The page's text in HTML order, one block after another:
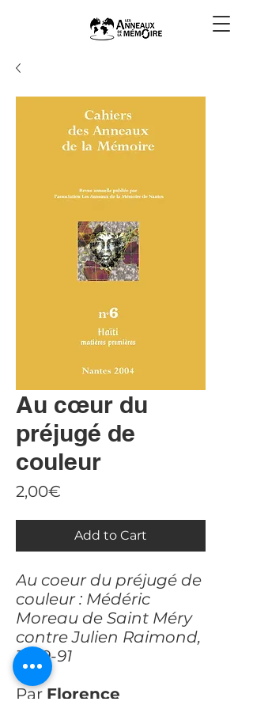
Au cœur du
préjugé de
couleur
2,00€
Add to Cart
Au coeur du préjugé de
couleur : Médéric
Moreau de Saint Méry
contre Julien Raimond,
1789-91
Par Florence